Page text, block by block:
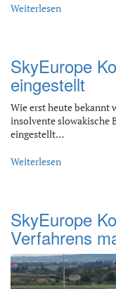
Weiterlesen
SkyEurope
eingestellt
Wie erst heute bekannt
insolvente slowakische
eingestellt…
Weiterlesen
SkyEurope
Verfahrens